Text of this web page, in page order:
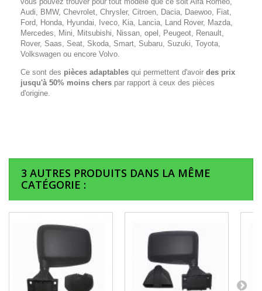
Audi, BMW, Chevrolet, Chrysler, Citroen, Dacia, Daewoo, Fiat,
Ford, Honda, Hyundai, Iveco, Kia, Lancia, Land Rover, Mazda,
Mercedes, Mini, Mitsubishi, Nissan, opel, Peugeot, Renault,
Rover, Saas, Seat, Skoda, Smart, Subaru, Suzuki, Toyota,
Volkswagen ou encore Volvo.
Ce sont des pièces adaptables qui permettent d'avoir des prix
jusqu'à 50% moins chers par rapport à ceux des pièces
d'origine.
3 AUTRES PRODUITS DANS LA MÊME
CATÉGORIE :